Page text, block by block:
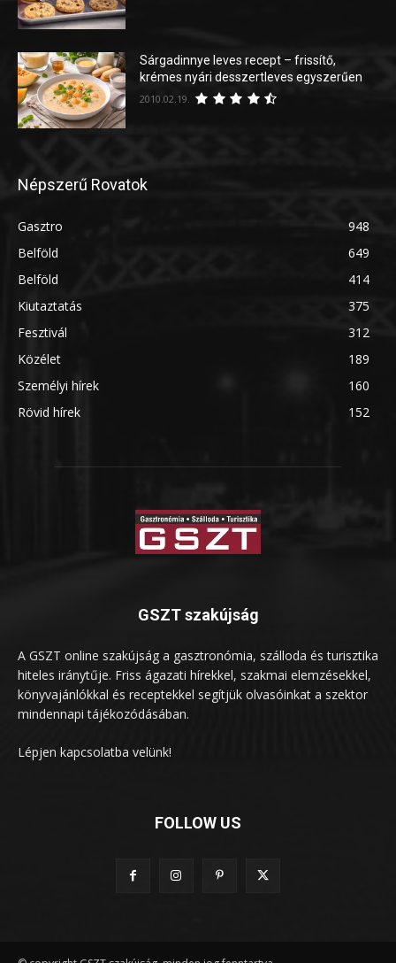
Sárgadinnye leves recept – frissítő,
krémes nyári desszertleves egyszerűen
2010.02.19.
Népszerű Rovatok
Gasztro
948
Belföld
649
Belföld
414
Kiutaztatás
375
Fesztivál
312
Közélet
189
Személyi hírek
160
Rövid hírek
152
GSZT szakújság
A GSZT online szakújság a gasztronómia, szálloda és turisztika
hiteles iránytűje. Friss ágazati hírekkel, szakmai elemzésekkel,
könyvajánlókkal és receptekkel segítjük olvasóinkat a szektor
mindennapi tájékozódásában.
Lépjen kapcsolatba velünk!
FOLLOW US